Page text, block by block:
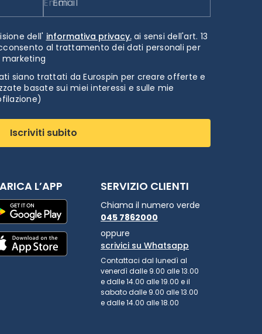
dell' informativa privacy.ai sensi dell'art. 13
al trattamento dei dati personali per
siano trattati da Eurospin per creare offerte e
basate sui miei interessi e sulle mie
Iscriviti subito
L’APP SERVIZIO CLIENTI
Chiama il numero verde
045 7862000
oppure
scrivici su Whatsapp
Contattaci dal lunedì al
venerdì dalle 9.00 alle 13.00
e dalle 14.00 alle 19.00 e il
sabato dalle 9.00 alle 13.00
e dalle 14.00 alle 18.00